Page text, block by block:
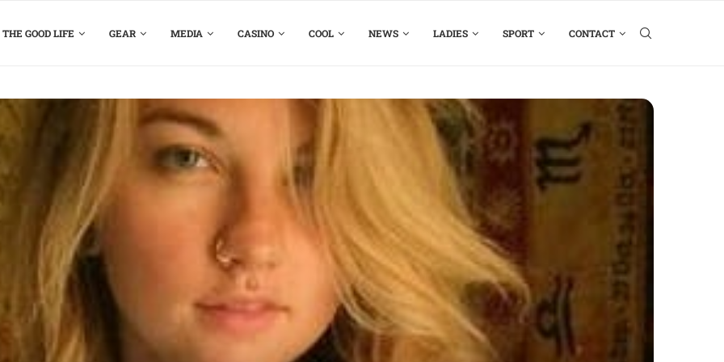
THE GOOD LIFE GEAR MEDIA CASINO COOL NEWS LADIES SPORT CONTACT